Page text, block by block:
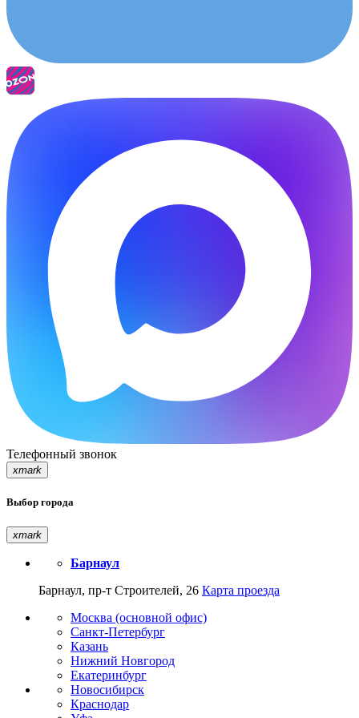
Телефонный звонок
xmark
Выбор города
xmark
Барнаул
Барнаул, пр-т Строителей, 26 Карта проезда
Москва (основной офис)
Санкт-Петербург
Казань
Нижний Новгород
Екатеринбург
Новосибирск
Краснодар